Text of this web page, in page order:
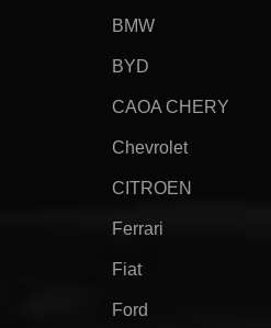
BMW
BYD
CAOA CHERY
Chevrolet
CITROEN
Ferrari
Fiat
Ford